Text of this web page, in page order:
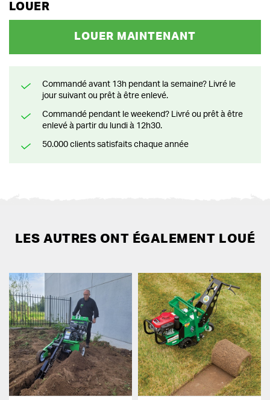
LOUER
LOUER MAINTENANT
Commandé avant 13h pendant la semaine? Livré le
jour suivant ou prêt à être enlevé.
Commandé pendant le weekend? Livré ou prêt à être
enlevé à partir du lundi à 12h30.
50.000 clients satisfaits chaque année
LES AUTRES ONT ÉGALEMENT LOUÉ